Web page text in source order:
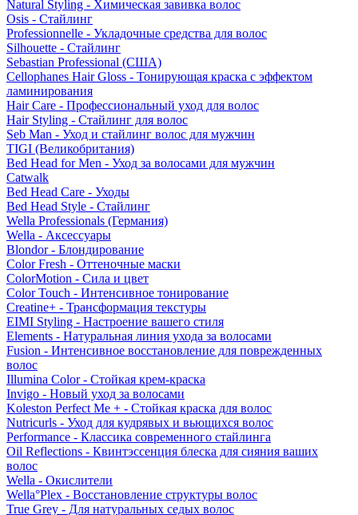
Natural Styling - Химическая завивка волос
Osis - Стайлинг
Professionnelle - Укладочные средства для волос
Silhouette - Стайлинг
Sebastian Professional (США)
Cellophanes Hair Gloss - Тонирующая краска с эффектом
ламинирования
Hair Care - Профессиональный уход для волос
Hair Styling - Стайлинг для волос
Seb Man - Уход и стайлинг волос для мужчин
TIGI (Великобритания)
Bed Head for Men - Уход за волосами для мужчин
Catwalk
Bed Head Care - Уходы
Bed Head Style - Стайлинг
Wella Professionals (Германия)
Wella - Аксессуары
Blondor - Блондирование
Color Fresh - Оттеночные маски
ColorMotion - Сила и цвет
Color Touch - Интенсивное тонирование
Creatine+ - Трансформация текстуры
EIMI Styling - Настроение вашего стиля
Elements - Натуральная линия ухода за волосами
Fusion - Интенсивное восстановление для поврежденных
волос
Illumina Color - Стойкая крем-краска
Invigo - Новый уход за волосами
Koleston Perfect Me + - Стойкая краска для волос
Nutricurls - Уход для кудрявых и вьющихся волос
Performance - Классика современного стайлинга
Oil Reflections - Квинтэссенция блеска для сияния ваших
волос
Wella - Окислители
Wella°Plex - Восстановление структуры волос
True Grey - Для натуральных седых волос